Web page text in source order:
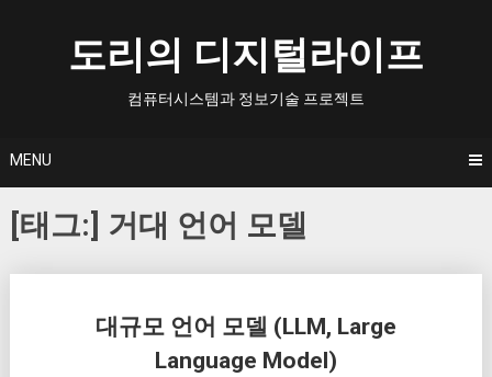
도리의 디지털라이프
컴퓨터시스템과 정보기술 프로젝트
MENU
[태그:] 거대 언어 모델
대규모 언어 모델 (LLM, Large
Language Model)
navigation